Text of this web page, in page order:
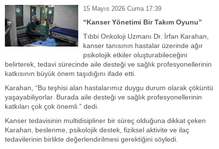
15 Mayıs 2026 Cuma 17:39
“Kanser Yönetimi Bir Takım Oyunu”
Tıbbi Onkoloji Uzmanı Dr. İrfan Karahan,
kanser tanısının hastalar üzerinde ağır
psikolojik etkiler oluşturabileceğini
belirterek, tedavi sürecinde aile desteği ve sağlık profesyonellerinin
katkısının büyük önem taşıdığını ifade etti.
Karahan, “Bu teşhisi alan hastalarımız duygu durum olarak çöküntü
yaşayabiliyorlar. Burada aile desteği ve sağlık profesyonellerinin
katkıları çok çok önemli.” dedi.
Kanser tedavisinin multidisipliner bir süreç olduğuna dikkat çeken
Karahan, beslenme, psikolojik destek, fiziksel aktivite ve ilaç
tedavilerinin birlikte değerlendirilmesi gerektiğini söyledi.